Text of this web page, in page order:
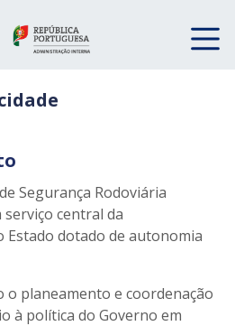
Segurança Rodoviária
serviço central da
Estado dotado de autonomia
o planeamento e coordenação
à política do Governo em